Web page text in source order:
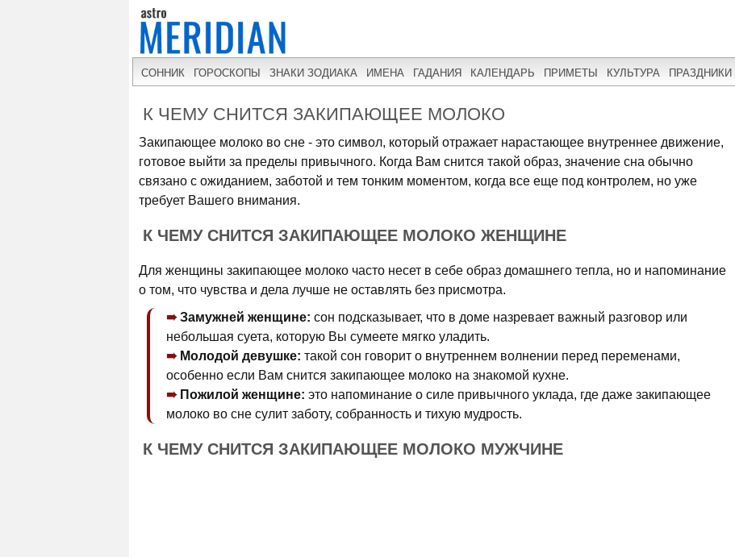
СОННИК ГОРОСКОПЫ ЗНАКИ ЗОДИАКА ИМЕНА ГАДАНИЯ КАЛЕНДАРЬ ПРИМЕТЫ КУЛЬТУРА ПРАЗДНИКИ
К ЧЕМУ СНИТСЯ ЗАКИПАЮЩЕЕ МОЛОКО
Закипающее молоко во сне - это символ, который отражает нарастающее внутреннее движение,
готовое выйти за пределы привычного. Когда Вам снится такой образ, значение сна обычно
связано с ожиданием, заботой и тем тонким моментом, когда все еще под контролем, но уже
требует Вашего внимания.
К ЧЕМУ СНИТСЯ ЗАКИПАЮЩЕЕ МОЛОКО ЖЕНЩИНЕ
Для женщины закипающее молоко часто несет в себе образ домашнего тепла, но и напоминание
о том, что чувства и дела лучше не оставлять без присмотра.
Замужней женщине: сон подсказывает, что в доме назревает важный разговор или
небольшая суета, которую Вы сумеете мягко уладить.
Молодой девушке: такой сон говорит о внутреннем волнении перед переменами,
особенно если Вам снится закипающее молоко на знакомой кухне.
Пожилой женщине: это напоминание о силе привычного уклада, где даже закипающее
молоко во сне сулит заботу, собранность и тихую мудрость.
К ЧЕМУ СНИТСЯ ЗАКИПАЮЩЕЕ МОЛОКО МУЖЧИНЕ